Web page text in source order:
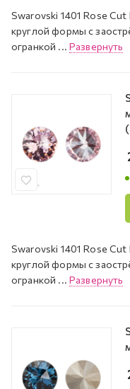
Swarovski 1401 Rose
круглой формы с
огранкой ... Развернуть
Swarovski 1401 Rose
круглой формы с
огранкой ... Развернуть